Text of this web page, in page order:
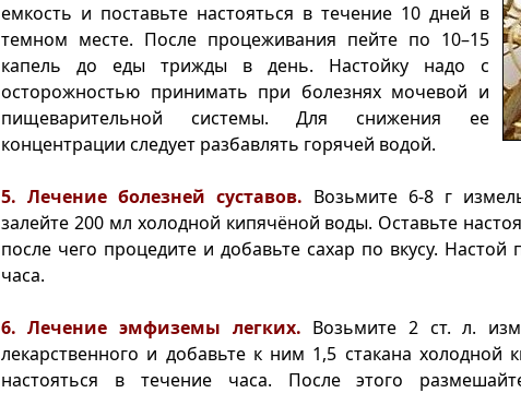
емкость и поставьте настояться в течение 10 дней в
темном месте. После процеживания пейте по 10–15
капель до еды трижды в день. Настойку надо с
осторожностью принимать при болезнях мочевой и
пищеварительной системы. Для снижения ее
концентрации следует разбавлять горячей водой.
5. Лечение болезней суставов. Возьмите 6-8 г
залейте 200 мл холодной кипячёной воды. Оставьте
после чего процедите и добавьте сахар по вкусу.
часа.
6. Лечение эмфиземы легких. Возьмите 2 ст. л.
лекарственного и добавьте к ним 1,5 стакана холодной
настояться в течение часа. После этого